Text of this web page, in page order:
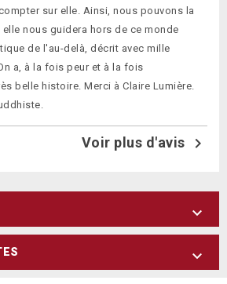
sur elle. Ainsi, nous pouvons la
nous guidera hors de ce monde
de l'au-delà, décrit avec mille
a, à la fois peur et à la fois
belle histoire. Merci à Claire Lumière.
Voir plus d'avis 

